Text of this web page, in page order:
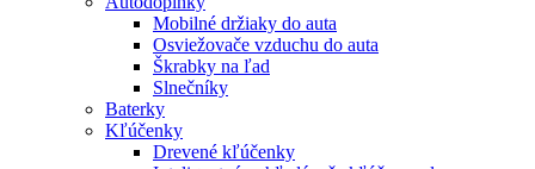
Mobilné držiaky do auta
Osviežovače vzduchu do auta
Škrabky na ľad
Slnečníky
Baterky
Kľúčenky
Drevené kľúčenky